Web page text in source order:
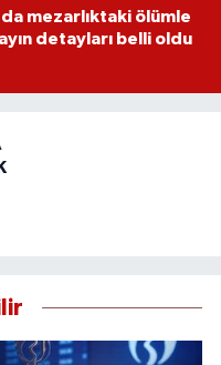
mezarlıktaki ölümle
detayları belli oldu